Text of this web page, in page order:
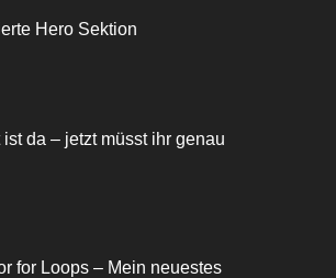
Hero Sektion
ist da – jetzt müsst ihr genau
for Loops – Mein neuestes